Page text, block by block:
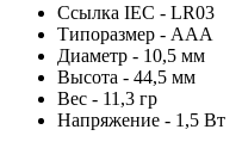
Ссылка IEC - LR03
Типоразмер - AAA
Диаметр - 10,5 мм
Высота - 44,5 мм
Вес - 11,3 гр
Напряжение - 1,5 Вт